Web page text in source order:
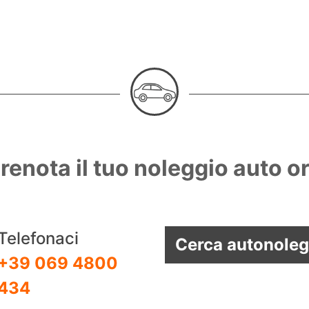
il tuo noleggio auto
069 4800
Cerca